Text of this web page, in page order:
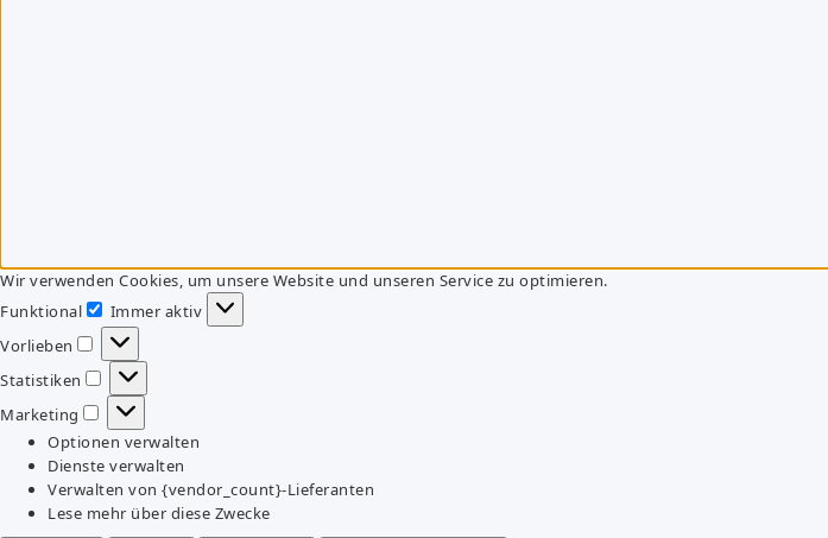
Wir verwenden Cookies, um unsere Website und unseren Service zu optimieren.
Funktional
Funktional
Immer aktiv
Vorlieben
Vorlieben
Statistiken
Statistiken
Marketing
Marketing
Optionen verwalten
Dienste verwalten
Verwalten von {vendor_count}-Lieferanten
Lese mehr über diese Zwecke